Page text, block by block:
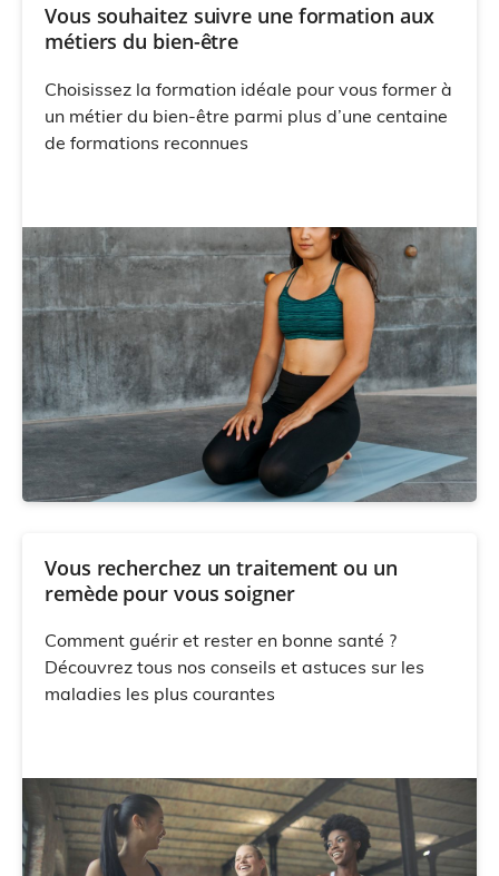
Vous souhaitez suivre une formation aux
métiers du bien-être
Choisissez la formation idéale pour vous former à
un métier du bien-être parmi plus d’une centaine
de formations reconnues
Vous recherchez un traitement ou un
remède pour vous soigner
Comment guérir et rester en bonne santé ?
Découvrez tous nos conseils et astuces sur les
maladies les plus courantes